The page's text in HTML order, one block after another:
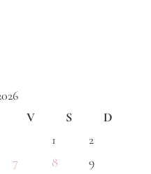
V S
D
1
2
7 8
9